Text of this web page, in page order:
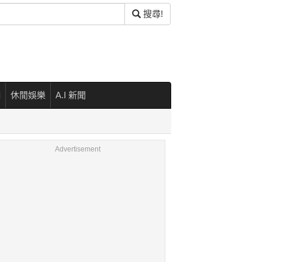
搜尋!
休閒娛樂 A.I 新聞
Advertisement